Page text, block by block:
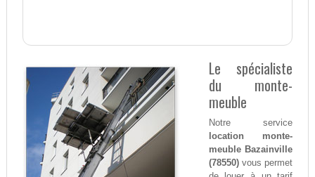
Le spécialiste
du monte-
meuble
Notre service
location monte-
meuble Bazainville
(78550)vous permet